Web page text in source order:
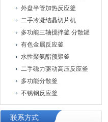
外盘半管加热反应釜
二手冷凝结晶切片机
多功能三轴搅拌釜 分散罐
有色金属反应釜
水性聚氨酯预聚釜
二手磁力驱动高压反应釜
多功能分散釜
不锈钢反应釜
联系方式